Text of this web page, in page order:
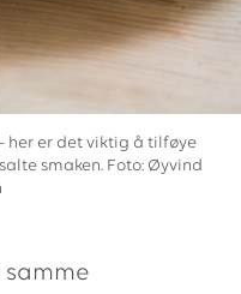
her er det viktig å tilføye
smaken. Foto: Øyvind
samme